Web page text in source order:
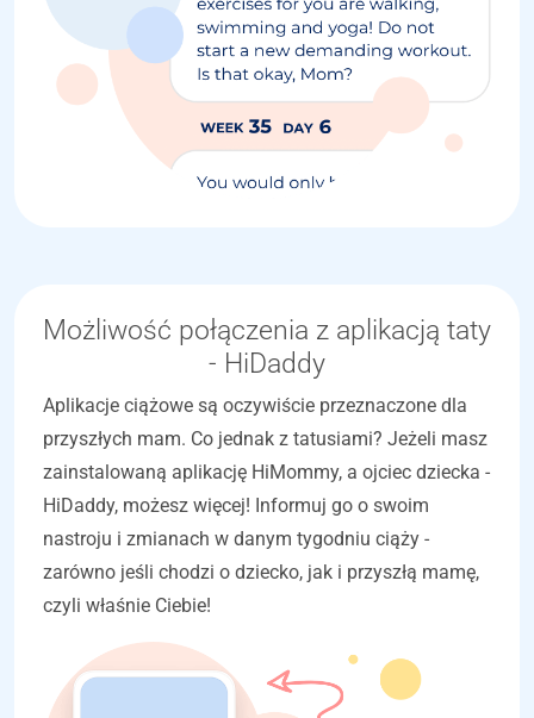
Możliwość połączenia z aplikacją taty
- HiDaddy
Aplikacje ciążowe są oczywiście przeznaczone dla
przyszłych mam. Co jednak z tatusiami? Jeżeli masz
zainstalowaną aplikację HiMommy, a ojciec dziecka -
HiDaddy, możesz więcej! Informuj go o swoim
nastroju i zmianach w danym tygodniu ciąży -
zarówno jeśli chodzi o dziecko, jak i przyszłą mamę,
czyli właśnie Ciebie!